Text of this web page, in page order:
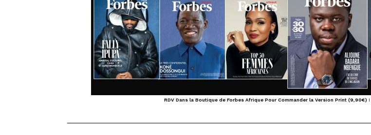
RDV Dans la Boutique de Forbes Afrique Pour Commander la Version Print (9,90€) I